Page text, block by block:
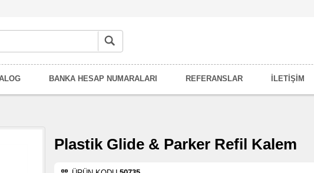
BANKA HESAP NUMARALARI REFERANSLAR İLETİŞİM
Plastik Glide & Parker Refil Kalem